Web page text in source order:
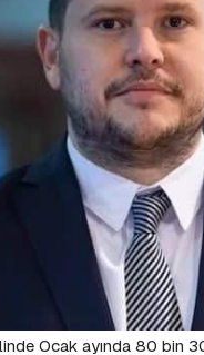
Ocak ayında 80 bin